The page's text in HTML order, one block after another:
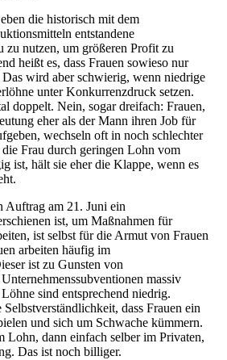
die historisch mit dem
entstandene
zu nutzen, um größeren Profit zu
heißt es, dass Frauen sowieso nur
Das wird aber schwierig, wenn niedrige
unter Konkurrenzdruck setzen.
doppelt. Nein, sogar dreifach: Frauen,
eher als der Mann ihren Job für
wechseln oft in noch schlechter
Frau durch geringen Lohn vom
ist, hält sie eher die Klappe, wenn es
Auftrag am 21. Juni ein
ist, um Maßnahmen für
ist selbst für die Armut von Frauen
arbeiten häufig im
ist zu Gunsten von
massiv
sind entsprechend niedrig.
dass Frauen ein
und sich um Schwache kümmern.
Lohn, dann einfach selber im Privaten,
Das ist noch billiger.